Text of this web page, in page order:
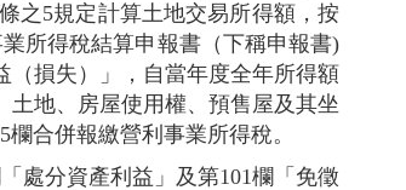
之5規定計算土地交易所得額，按
所得稅結算申報書（下稱申報書)
（損失）」，自當年度全年所得額
土地、房屋使用權、預售屋及其坐
合併報繳營利事業所得稅。
處分資產利益」及第101欄「免徵